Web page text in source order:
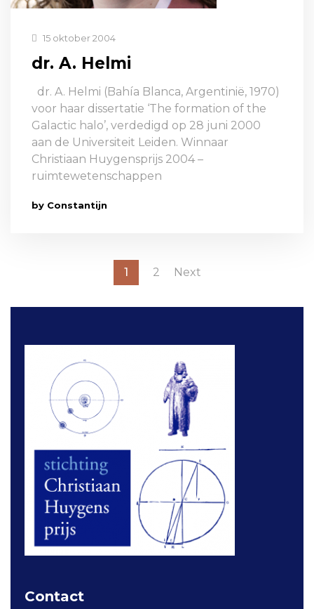
15 oktober 2004
dr. A. Helmi
dr. A. Helmi (Bahía Blanca, Argentinië, 1970)
voor haar dissertatie ‘The formation of the
Galactic halo’, verdedigd op 28 juni 2000
aan de Universiteit Leiden. Winnaar
Christiaan Huygensprijs 2004 –
ruimtewetenschappen
by Constantijn
1 2 Next
Contact